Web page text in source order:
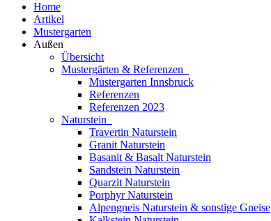
Home
Artikel
Mustergarten
Außen
Übersicht
Mustergärten & Referenzen
Mustergarten Innsbruck
Referenzen
Referenzen 2023
Naturstein
Travertin Naturstein
Granit Naturstein
Basanit & Basalt Naturstein
Sandstein Naturstein
Quarzit Naturstein
Porphyr Naturstein
Alpengneis Naturstein & sonstige Gneise